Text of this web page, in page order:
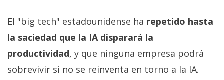
El "big tech" estadounidense ha repetido hasta
la saciedad que la IA disparará la
productividad, y que ninguna empresa podrá
sobrevivir si no se reinventa en torno a la IA.